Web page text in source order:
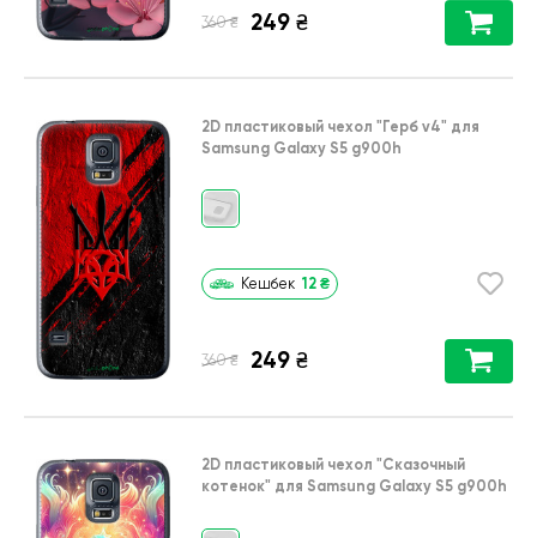
360 ₴ 249 ₴
2D пластиковый чехол "Герб v4" для
Samsung Galaxy S5 g900h
Кешбек 12 ₴
360 ₴ 249 ₴
2D пластиковый чехол "Сказочный
котенок" для Samsung Galaxy S5 g900h